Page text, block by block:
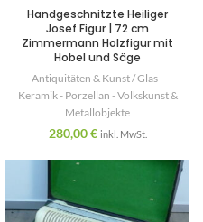
Handgeschnitzte Heiliger
Josef Figur | 72 cm
Zimmermann Holzfigur mit
Hobel und Säge
Antiquitäten & Kunst / Glas -
Keramik - Porzellan - Volkskunst &
Metallobjekte
280,00€ inkl. MwSt.